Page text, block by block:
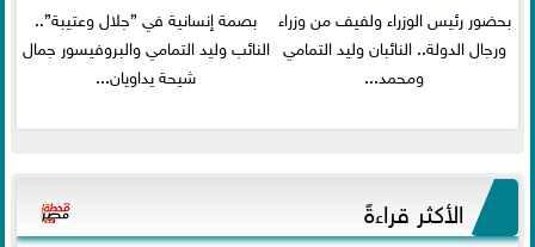
بحضور رئيس الوزراء ولفيف من وزراء
ورجال الدولة.. النائبان وليد التمامي
ومحمد...
بصمة إنسانية في ”جلال وعتيبة”..
النائب وليد التمامي والبروفيسور جمال
شيحة يداويان...
الأكثر قراءةً